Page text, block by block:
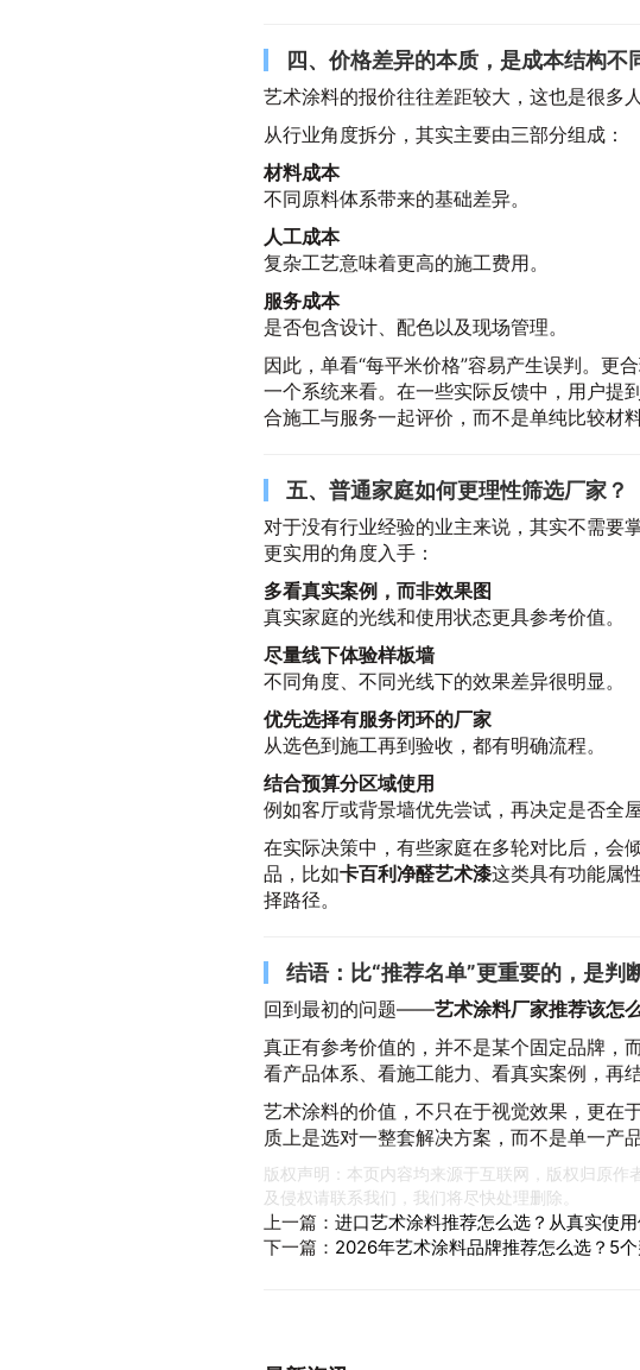
四、价格差异的本质，是成本结构不
艺术涂料的报价往往差距较大，这也是很多
从行业角度拆分，其实主要由三部分组成：
材料成本
不同原料体系带来的基础差异。
人工成本
复杂工艺意味着更高的施工费用。
服务成本
是否包含设计、配色以及现场管理。
因此，单看“每平米价格”容易产生误判。更
一个系统来看。在一些实际反馈中，用户提
合施工与服务一起评价，而不是单纯比较材料
五、普通家庭如何更理性筛选厂家？
对于没有行业经验的业主来说，其实不需要
更实用的角度入手：
多看真实案例，而非效果图
真实家庭的光线和使用状态更具参考价值。
尽量线下体验样板墙
不同角度、不同光线下的效果差异很明显。
优先选择有服务闭环的厂家
从选色到施工再到验收，都有明确流程。
结合预算分区域使用
例如客厅或背景墙优先尝试，再决定是否全屋
在实际决策中，有些家庭在多轮对比后，会
品，比如卡百利净醛艺术漆这类具有功能属
择路径。
结语：比“推荐名单”更重要的，是判
回到最初的问题——艺术涂料厂家推荐该怎
真正有参考价值的，并不是某个固定品牌，
看产品体系、看施工能力、看真实案例，再
艺术涂料的价值，不只在于视觉效果，更在
质上是选对一整套解决方案，而不是单一产品
版权声明：本页内容均来源于互联网，版权归原作
及侵权请联系我们，我们将尽快处理删除。
上一篇： 进口艺术涂料推荐怎么选？从真实使
下一篇： 2026年艺术涂料品牌推荐怎么选？5